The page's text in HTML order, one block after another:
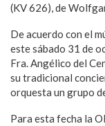
(KV 626), de
De acuerdo con el
este sábado 31 de
Fra. Angélico del
su tradicional
orquesta un grupo
Para esta fecha la